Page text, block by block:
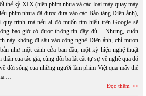
thế kỷ XIX (hiện phim nhựa và các loại máy quay máy
phim nhựa đã được đưa vào các Bảo tàng Điện ảnh),
quy trình mà nếu ai đó muốn tìm hiểu trên Google sẽ
bao giờ có được thông tin đầy đủ… Nhưng, cuốn
này không đi sâu vào công nghệ Điện ảnh, chỉ mượn
như một cánh cửa ban đầu, một ký hiệu nghệ thuật
của tác giả, cùng đôi ba lát cắt tự sự về nghề qua đó
đời sống của những người làm phim Việt qua mấy thế
…
Đọc thêm